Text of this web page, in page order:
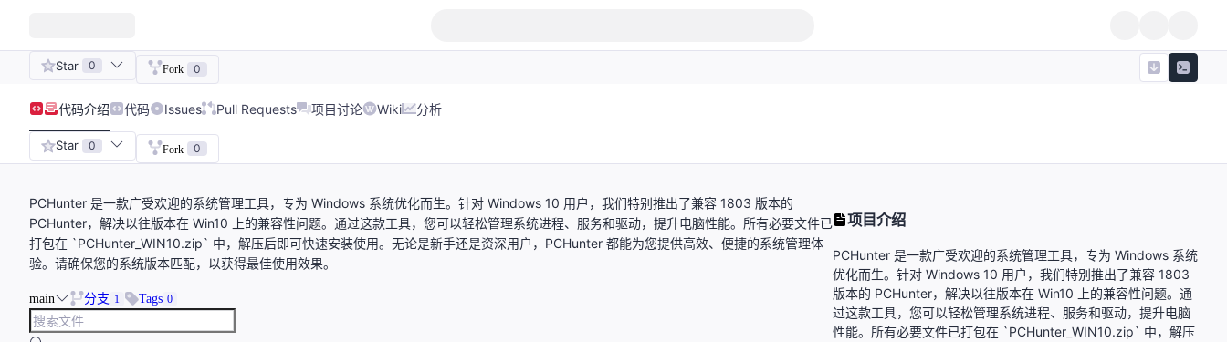
Star 0 Fork 0
代码介绍 代码 Issues Pull Requests 项目讨论 Wiki 分析
Star 0 Fork 0
PCHunter 是一款广受欢迎的系统管理工具，专为 Windows 系统优化而生。针对 Windows 10 用户，我们特别推出了兼容 1803 版本的
PCHunter，解决以往版本在 Win10 上的兼容性问题。通过这款工具，您可以轻松管理系统进程、服务和驱动，提升电脑性能。所有必要文件已
打包在 `PCHunter_WIN10.zip` 中，解压后即可快速安装使用。无论是新手还是资深用户，PCHunter 都能为您提供高效、便捷的系统管理体
验。请确保您的系统版本匹配，以获得最佳使用效果。
main 分支 1 Tags 0
项目介绍
PCHunter 是一款广受欢迎的系统管理工具，专为 Windows 系统
优化而生。针对 Windows 10 用户，我们特别推出了兼容 1803
版本的 PCHunter，解决以往版本在 Win10 上的兼容性问题。通
过这款工具，您可以轻松管理系统进程、服务和驱动，提升电脑
性能。所有必要文件已打包在 `PCHunter_WIN10.zip` 中，解压